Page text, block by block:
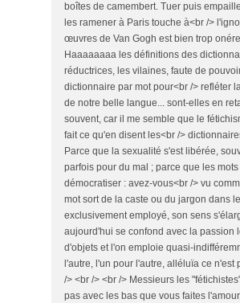
boîtes de camembert. Tuer puis
les ramener à Paris touche à<br />
œuvres de Van Gogh est bien trop
Haaaaaaaa les définitions des
réductrices, les vilaines, faute de
dictionnaire par mot pour<br /> refléter
de notre belle langue... sont-elles en
souvent, car il me semble que le
fait ce qu'en disent les<br />
Parce que la sexualité s'est libérée,
parfois pour du mal ; parce que les
démocratiser : avez-vous<br /> vu
mot sort de la caste ou du jargon dans
exclusivement employé, son sens
aujourd'hui se confond avec la passion
d'objets et l'on emploie quasi-
l'autre, l'un pour l'autre, alléluïa ce n'est
/> <br /> <br /> Messieurs les
pas avec les bas que vous faites